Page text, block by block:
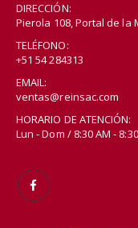
DIRECCIÓN:
Pierola 108, Portal de la
TELÉFONO:
+51 54 284313
EMAIL:
ventas@reinsac.com
HORARIO DE ATENCIÓN:
Lun - Dom / 8:30 AM -